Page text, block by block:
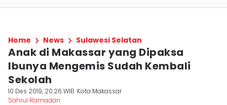
Home News Sulawesi Selatan
Anak di Makassar yang Dipaksa
Ibunya Mengemis Sudah Kembali
Sekolah
10 Des 2019, 20:26 WIB Kota Makassar
Sahrul Ramadan